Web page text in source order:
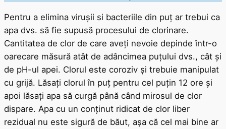
Pentru a elimina virușii si bacteriile din puț ar trebui ca
apa dvs. să fie supusă procesului de clorinare.
Cantitatea de clor de care aveți nevoie depinde într-o
oarecare măsură atât de adâncimea puțului dvs., cât și
de pH-ul apei. Clorul este coroziv și trebuie manipulat
cu grijă. Lăsați clorul în puț pentru cel puțin 12 ore și
apoi lăsați apa să curgă până când mirosul de clor
dispare. Apa cu un conținut ridicat de clor liber
rezidual nu este sigură de băut, așa că cel mai bine ar